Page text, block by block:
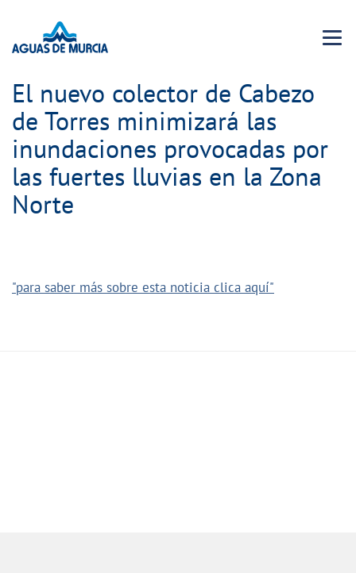
Menu
El nuevo colector de Cabezo
de Torres minimizará las
inundaciones provocadas por
las fuertes lluvias en la Zona
Norte
"para saber más sobre esta noticia clica aquí"